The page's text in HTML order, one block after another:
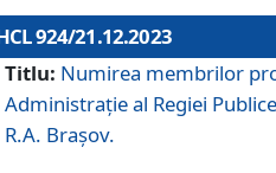
924/21.12.2023
Titlu: Numirea membrilor
Administraţie al Regiei
R.A. Brașov.